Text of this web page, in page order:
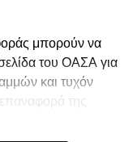
μπορούν να
του ΟΑΣΑ για
και τυχόν
της